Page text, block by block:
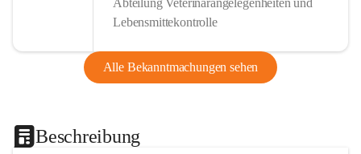
Abteilung Veterinärangelegenheiten und
Lebensmittekontrolle
Alle Bekanntmachungen sehen
Beschreibung